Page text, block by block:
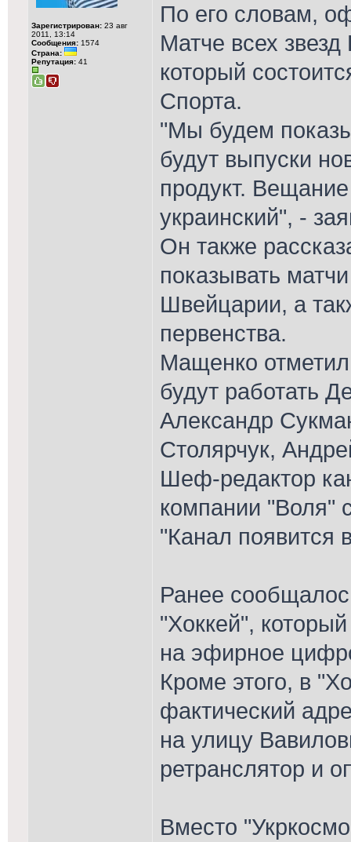
Зарегистрирован: 23 авг
2011, 13:14
Сообщения: 1574
Страна:
Репутация: 41
По его словам,
Матче всех
который
Спорта.
"Мы будем
будут выпуски
продукт.
украинский", -
Он также
показывать
Швейцарии, а
первенства.
Мащенко
будут работать
Александр
Столярчук,
Шеф-редактор
компании "Воля"
"Канал появится
Ранее
"Хоккей",
на эфирное
Кроме этого, в
фактический
на улицу
ретранслятор и
Вместо